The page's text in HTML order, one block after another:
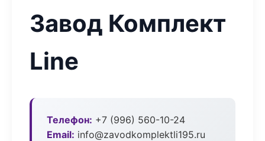
Завод Комплект
Line
Телефон: +7 (996) 560-10-24
Email: info@zavodkomplektli195.ru